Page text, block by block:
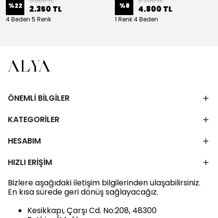
%22 2.350 TL
4 Beden 5 Renk
%8 4.800 TL
1 Renk 4 Beden
ÖNEMLİ BİLGİLER
KATEGORİLER
HESABIM
HIZLI ERİŞİM
Bizlere aşağıdaki iletişim bilgilerinden ulaşabilirsiniz.
En kısa sürede geri dönüş sağlayacağız.
Kesikkapı, Çarşı Cd. No:208, 48300